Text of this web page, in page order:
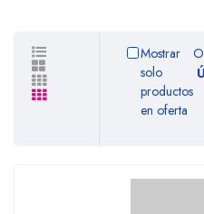
Mostrar
solo
productos
en oferta